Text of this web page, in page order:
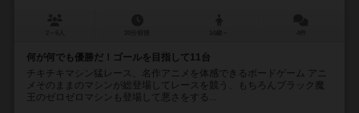
何が何でも優勝だ！ゴールを目指して11台
チキチキマシン猛レース、名作アニメを体感できるボードゲーム アニ
メそのままのマシンが総登場してレースを競う、もちろんブラック魔
王のゼロゼロマシンも登場して悪さをする...